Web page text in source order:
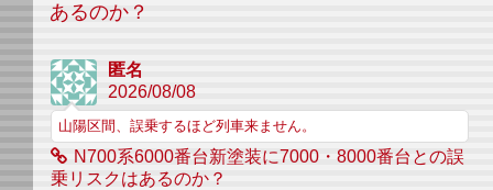
あるのか？
匿名
2026/08/08
山陽区間、誤乗するほど列車来ません。
N700系6000番台新塗装に7000・8000番台との誤
乗リスクはあるのか？